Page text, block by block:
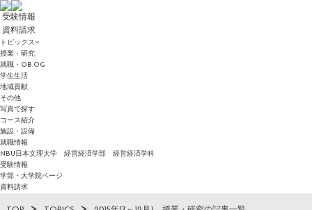
受験情報
資料請求
トピックス
授業・研究
就職・OB.OG
学生生活
地域貢献
その他
写真で探す
コース紹介
施設・設備
就職情報
NBU日本文理大学 経営経済学部 経営経済学科
受験情報
学部・大学院ページ
資料請求